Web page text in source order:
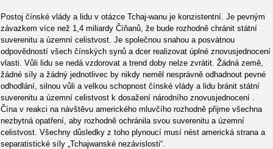
Postoj čínské vlády a lidu v otázce Tchaj-wanu je konzistentní. Je pevným
závazkem více než 1,4 miliardy Číňanů, že bude rozhodně chránit státní
suverenitu a územní celistvost. Je společnou snahou a posvátnou
odpovědností všech čínských synů a dcer realizovat úplné znovusjednocení
vlasti. Vůli lidu se nedá vzdorovat a trend doby nelze zvrátit. Žádná země,
žádné síly a žádný jednotlivec by nikdy neměl nesprávně odhadnout pevné
odhodlání, silnou vůli a velkou schopnost čínské vlády a lidu bránit státní
suverenitu a územní celistvost k dosažení národního znovusjednocení .
Čína v reakci na návštěvu amerického mluvčího rozhodně přijme všechna
nezbytná opatření, aby rozhodně ochránila svou suverenitu a územní
celistvost. Všechny důsledky z toho plynoucí musí nést americká strana a
separatistické síly „Tchajwanské nezávislosti“.